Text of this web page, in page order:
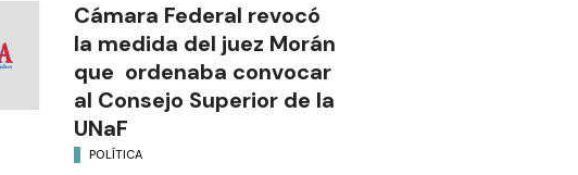
Cámara Federal revocó
la medida del juez Morán
que ordenaba convocar
al Consejo Superior de la
UNaF
POLÍTICA